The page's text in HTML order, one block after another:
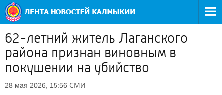
62-летний житель Лаганского
района признан виновным в
покушении на убийство
28 мая 2026, 15:56 СМИ